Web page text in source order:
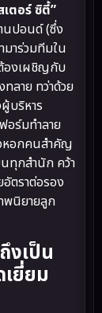
เตอร์ ซิตี้”
นปอนด์ (ซึ่ง
มาร่วมทีมใน
ต้องเผชิญกับ
ลาย ทว่าด้วย
บริหาร
อร์มทำลาย
หอกคนสำคัญ
ทุกสำนัก คว้า
ตราต่อรอง
พนิยายลูก
งเป็น
ยี่ยม